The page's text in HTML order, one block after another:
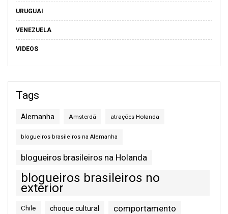
URUGUAI
VENEZUELA
VIDEOS
Tags
Alemanha Amsterdã atrações Holanda
blogueiros brasileiros na Alemanha
blogueiros brasileiros na Holanda
blogueiros brasileiros no
exterior
Chile choque cultural comportamento